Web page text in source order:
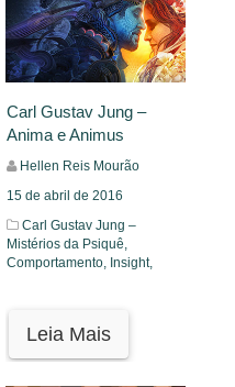
Carl Gustav Jung –
Anima e Animus
Hellen Reis Mourão
15 de abril de 2016
Carl Gustav Jung –
Mistérios da Psiquê,
Comportamento, Insight,
Leia Mais